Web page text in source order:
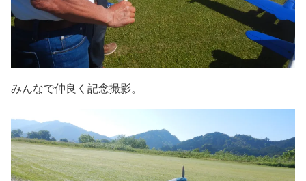
みんなで仲良く記念撮影。